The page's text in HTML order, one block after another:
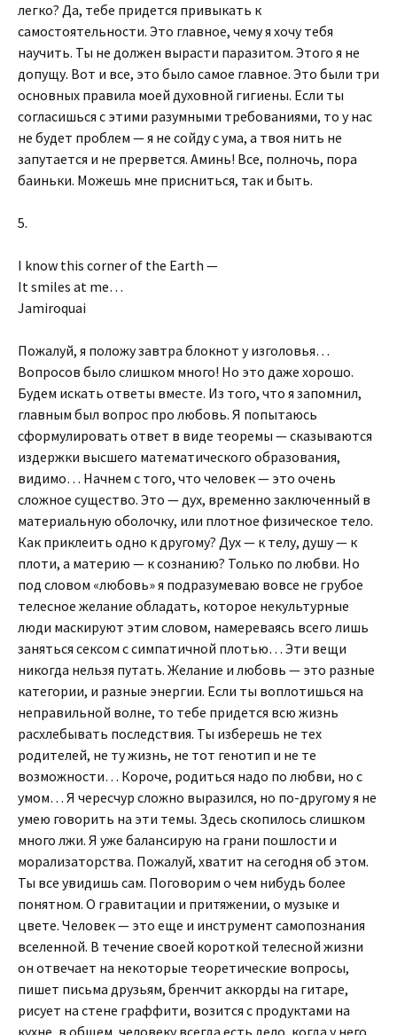
легко? Да, тебе придется привыкать к
самостоятельности. Это главное, чему я хочу тебя
научить. Ты не должен вырасти паразитом. Этого я не
допущу. Вот и все, это было самое главное. Это были три
основных правила моей духовной гигиены. Если ты
согласишься с этими разумными требованиями, то у нас
не будет проблем — я не сойду с ума, а твоя нить не
запутается и не прервется. Аминь! Все, полночь, пора
баиньки. Можешь мне присниться, так и быть.
5.
I know this corner of the Earth —
It smiles at me…
Jamiroquai
Пожалуй, я положу завтра блокнот у изголовья…
Вопросов было слишком много! Но это даже хорошо.
Будем искать ответы вместе. Из того, что я запомнил,
главным был вопрос про любовь. Я попытаюсь
сформулировать ответ в виде теоремы — сказываются
издержки высшего математического образования,
видимо… Начнем с того, что человек — это очень
сложное существо. Это — дух, временно заключенный в
материальную оболочку, или плотное физическое тело.
Как приклеить одно к другому? Дух — к телу, душу — к
плоти, а материю — к сознанию? Только по любви. Но
под словом «любовь» я подразумеваю вовсе не грубое
телесное желание обладать, которое некультурные
люди маскируют этим словом, намереваясь всего лишь
заняться сексом с симпатичной плотью… Эти вещи
никогда нельзя путать. Желание и любовь — это разные
категории, и разные энергии. Если ты воплотишься на
неправильной волне, то тебе придется всю жизнь
расхлебывать последствия. Ты изберешь не тех
родителей, не ту жизнь, не тот генотип и не те
возможности… Короче, родиться надо по любви, но с
умом… Я чересчур сложно выразился, но по-другому я не
умею говорить на эти темы. Здесь скопилось слишком
много лжи. Я уже балансирую на грани пошлости и
морализаторства. Пожалуй, хватит на сегодня об этом.
Ты все увидишь сам. Поговорим о чем нибудь более
понятном. О гравитации и притяжении, о музыке и
цвете. Человек — это еще и инструмент самопознания
вселенной. В течение своей короткой телесной жизни
он отвечает на некоторые теоретические вопросы,
пишет письма друзьям, бренчит аккорды на гитаре,
рисует на стене граффити, возится с продуктами на
кухне, в общем, человеку всегда есть дело, когда у него